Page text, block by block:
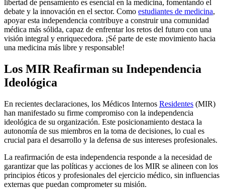
libertad de pensamiento es esencial en la medicina, fomentando el
debate y la innovación en el sector. Como estudiantes de medicina,
apoyar esta independencia contribuye a construir una comunidad
médica más sólida, capaz de enfrentar los retos del futuro con una
visión integral y enriquecedora. ¡Sé parte de este movimiento hacia
una medicina más libre y responsable!
Los MIR Reafirman su Independencia
Ideológica
En recientes declaraciones, los Médicos Internos Residentes (MIR)
han manifestado su firme compromiso con la independencia
ideológica de su organización. Este posicionamiento destaca la
autonomía de sus miembros en la toma de decisiones, lo cual es
crucial para el desarrollo y la defensa de sus intereses profesionales.
La reafirmación de esta independencia responde a la necesidad de
garantizar que las políticas y acciones de los MIR se alineen con los
principios éticos y profesionales del ejercicio médico, sin influencias
externas que puedan comprometer su misión.